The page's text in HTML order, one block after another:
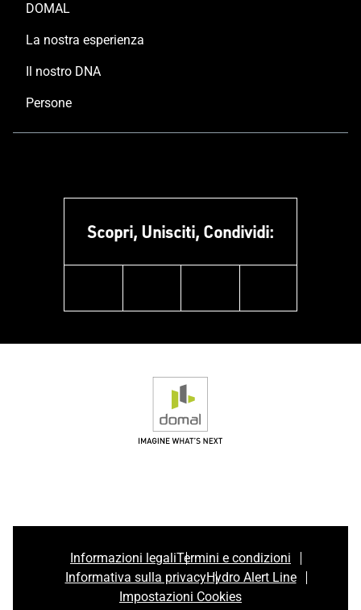
DOMAL
La nostra esperienza
Il nostro DNA
Persone
Scopri, Unisciti, Condividi:
Informazioni legaliTermini e condizioni
Informativa sulla privacyHydro Alert Line
Impostazioni Cookies